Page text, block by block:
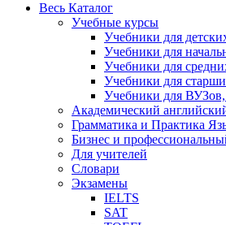
Весь Каталог
Учебные курсы
Учебники для
Учебники для
Учебники для
Учебники для
Учебники для ВУЗов,
Академический
Грамматика и Практика
Бизнес и
Для учителей
Словари
Экзамены
IELTS
SAT